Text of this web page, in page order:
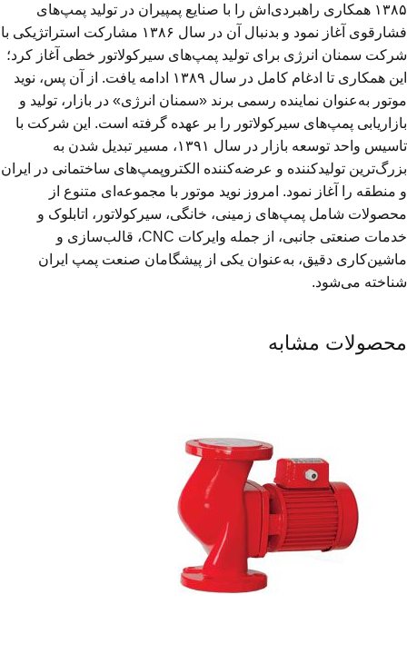
۱۳۸۵ همکاری راهبردی‌اش را با صنایع پمپیران در تولید پمپ‌های
فشارقوی آغاز نمود و بدنبال آن در سال ۱۳۸۶ مشارکت استراتژیکی با
شرکت سمنان انرژی برای تولید پمپ‌های سیرکولاتور خطی آغاز کرد؛
این همکاری تا ادغام کامل در سال ۱۳۸۹ ادامه یافت. از آن پس، نوید
موتور به‌عنوان نماینده رسمی برند «سمنان انرژی» در بازار، تولید و
بازاریابی پمپ‌های سیرکولاتور را بر عهده گرفته است. این شرکت با
تاسیس واحد توسعه بازار در سال ۱۳۹۱، مسیر تبدیل شدن به
بزرگ‌ترین تولیدکننده و عرضه‌کننده الکتروپمپ‌های ساختمانی در ایران
و منطقه را آغاز نمود. امروز نوید موتور با مجموعه‌ای متنوع از
محصولات شامل پمپ‌های زمینی، خانگی، سیرکولاتور، اتابلوک و
خدمات صنعتی جانبی، از جمله وایرکات CNC، قالب‌سازی و
ماشین‌کاری دقیق، به‌عنوان یکی از پیشگامان صنعت پمپ ایران
شناخته می‌شود.
محصولات مشابه